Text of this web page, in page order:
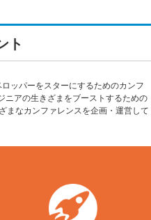
ト
ッパーをスターにするためのカンフ
ニアの生きざまをブーストするための
まなカンファレンスを企画・運営して